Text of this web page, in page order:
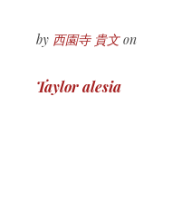
by 西園寺 貴文on
投
Taylor alesia